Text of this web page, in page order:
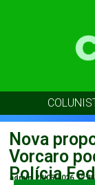
Nova
Vorcaro
Polícia
admin 28/05/2026 12:35